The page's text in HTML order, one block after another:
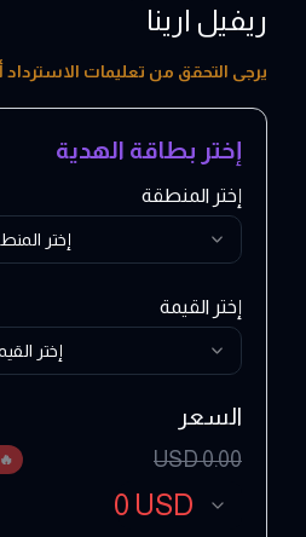
ريفيل ارينا
10 - 50 USD
يرجى التحقق من تعليمات الاسترداد
إختر بطاقة الهدية
إختر المنطقة
إختر
إختر القيمة
إختر
السعر
0.00
USD
🔥
0 USD